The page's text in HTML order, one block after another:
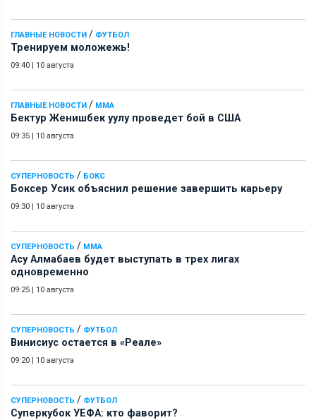
ГЛАВНЫЕ НОВОСТИ / ФУТБОЛ
Тренируем моложежь!
09:40 | 10 августа
ГЛАВНЫЕ НОВОСТИ / ММА
Бектур Женишбек уулу проведет бой в США
09:35 | 10 августа
СУПЕРНОВОСТЬ / БОКС
Боксер Усик объяснил решение завершить карьеру
09:30 | 10 августа
СУПЕРНОВОСТЬ / ММА
Асу Алмабаев будет выступать в трех лигах
одновременно
09:25 | 10 августа
СУПЕРНОВОСТЬ / ФУТБОЛ
Винисиус остается в «Реале»
09:20 | 10 августа
СУПЕРНОВОСТЬ / ФУТБОЛ
Суперкубок УЕФА: кто фаворит?